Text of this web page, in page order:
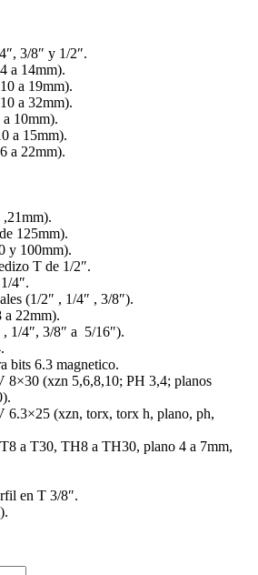
3/8″ y 1/2″.
a 14mm).
a 19mm).
a 32mm).
a 10mm).
a 15mm).
a 22mm).
,21mm).
125mm).
y 100mm).
T de 1/2″.
4″.
(1/2″ , 1/4″ , 3/8″).
a 22mm).
1/4″, 3/8″ a 5/16″).
bits 6.3 magnetico.
8×30 (xzn 5,6,8,10; PH 3,4; planos
6.3×25 (xzn, torx, torx h, plano, ph,
a T30, TH8 a TH30, plano 4 a 7mm,
en T 3/8″.